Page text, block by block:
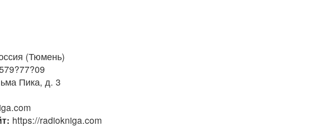
(Тюмень)
Пика, д. 3
https://radiokniga.com